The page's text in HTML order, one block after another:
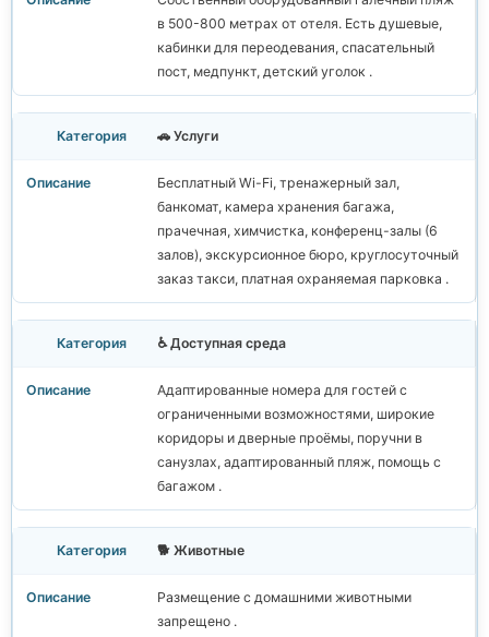
в 500-800 метрах от отеля. Есть душевые,
кабинки для переодевания, спасательный
пост, медпункт, детский уголок .
🚗 Услуги
Бесплатный Wi-Fi, тренажерный зал,
банкомат, камера хранения багажа,
прачечная, химчистка, конференц-залы (6
залов), экскурсионное бюро, круглосуточный
заказ такси, платная охраняемая парковка .
♿ Доступная среда
Адаптированные номера для гостей с
ограниченными возможностями, широкие
коридоры и дверные проёмы, поручни в
санузлах, адаптированный пляж, помощь с
багажом .
🐕 Животные
Размещение с домашними животными
запрещено .